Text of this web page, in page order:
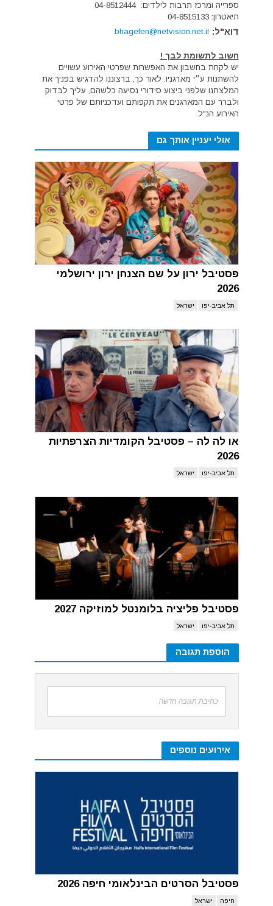
ספרייה ומרכז תרבות לילדים: 04-8512444
תיאטרון: 04-8515133
דוא"ל: bhagefen@netvision.net.il
חשוב לתשומת לבך !
יש לקחת בחשבון את האפשרות שפרטי האירוע עשויים
להשתנות ע״י מארגניו. לאור כך, ברצוננו להדגיש בפניך את
המלצתנו שלפני ביצוע סידורי נסיעה כלשהם, עליך לבדוק
ולברר עם המארגנים את תקפותם ועדכניותם של פרטי
האירוע הנ"ל.
אולי יעניין אותך גם
פסטיבל ירון על שם הצנחן ירון ירושלמי
2026
תל אביב-יפו ישראל
או לה לה – פסטיבל הקומדיות הצרפתיות
2026
תל אביב-יפו ישראל
פסטיבל פליציה בלומנטל למוזיקה 2027
תל אביב-יפו ישראל
הוספת תגובה
כתיבת תגובה חדשה
אירועים נוספים
פסטיבל הסרטים הבינלאומי חיפה 2026
חיפה ישראל